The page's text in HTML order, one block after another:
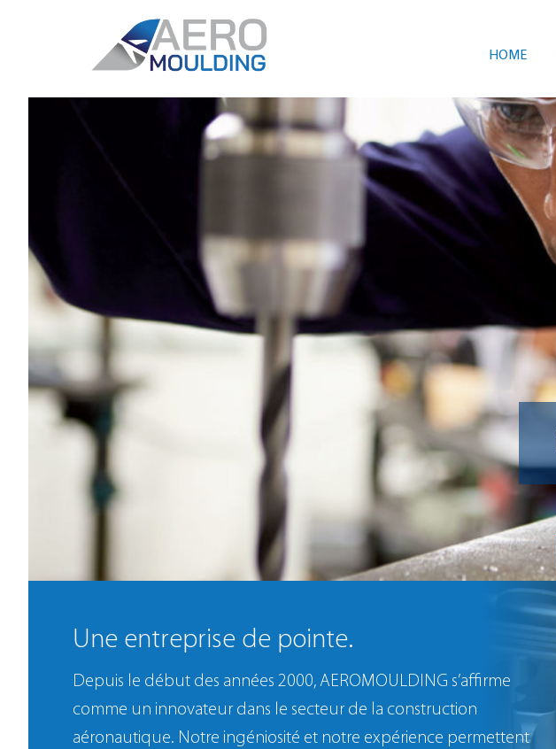
HOME
Une entreprise de pointe.
Depuis le début des années 2000, AEROMOULDING s’affirme
comme un innovateur dans le secteur de la construction
aéronautique. Notre ingéniosité et notre expérience permettent